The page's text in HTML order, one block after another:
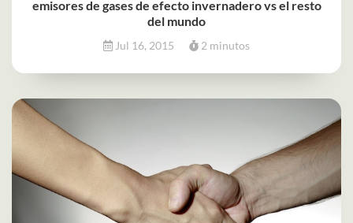
emisores de gases de efecto invernadero vs el resto
del mundo
Jul 16, 2015 2 minutos